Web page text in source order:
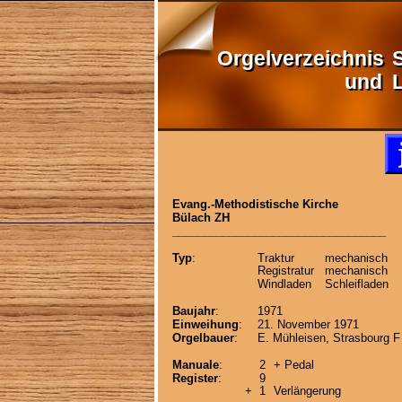
Evang.-Methodistische Kirche
Bülach ZH
Typ: Traktur
mechanisch
Registratur
mechanisch
Windladen
Schleifladen
Baujahr:
1971
Einweihung:
21. November 1971
Orgelbauer:
E. Mühleisen, Strasbourg F
Manuale: 2
+ Pedal
Register:
9
+  1
Verlängerung
Orgelverzeichnis
und
Orgelverzeichnis
und